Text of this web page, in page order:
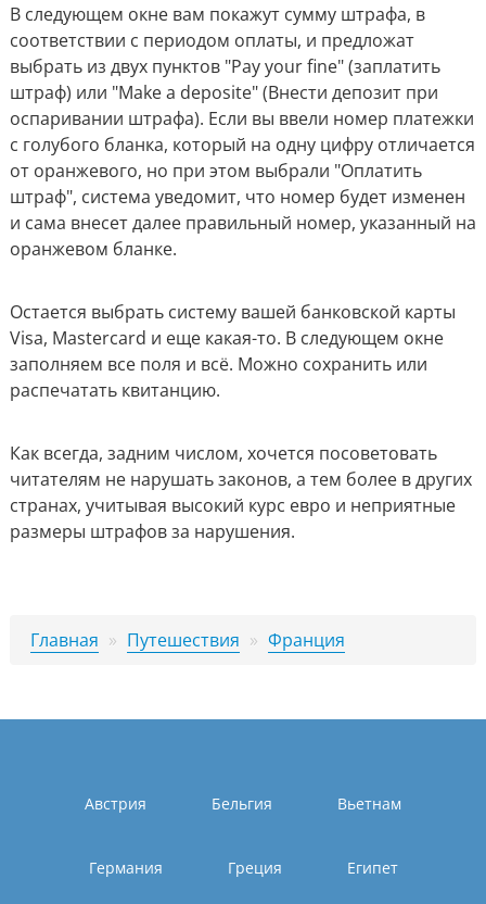
В следующем окне вам покажут сумму штрафа, в
соответствии с периодом оплаты, и предложат
выбрать из двух пунктов "Pay your fine" (заплатить
штраф) или "Make a deposite" (Внести депозит при
оспаривании штрафа). Если вы ввели номер платежки
с голубого бланка, который на одну цифру отличается
от оранжевого, но при этом выбрали "Оплатить
штраф", система уведомит, что номер будет изменен
и сама внесет далее правильный номер, указанный на
оранжевом бланке.
Остается выбрать систему вашей банковской карты
Visa, Mastercard и еще какая-то. В следующем окне
заполняем все поля и всё. Можно сохранить или
распечатать квитанцию.
Как всегда, задним числом, хочется посоветовать
читателям не нарушать законов, а тем более в других
странах, учитывая высокий курс евро и неприятные
размеры штрафов за нарушения.
Главная » Путешествия » Франция
Австрия Бельгия Вьетнам
Германия Греция Египет